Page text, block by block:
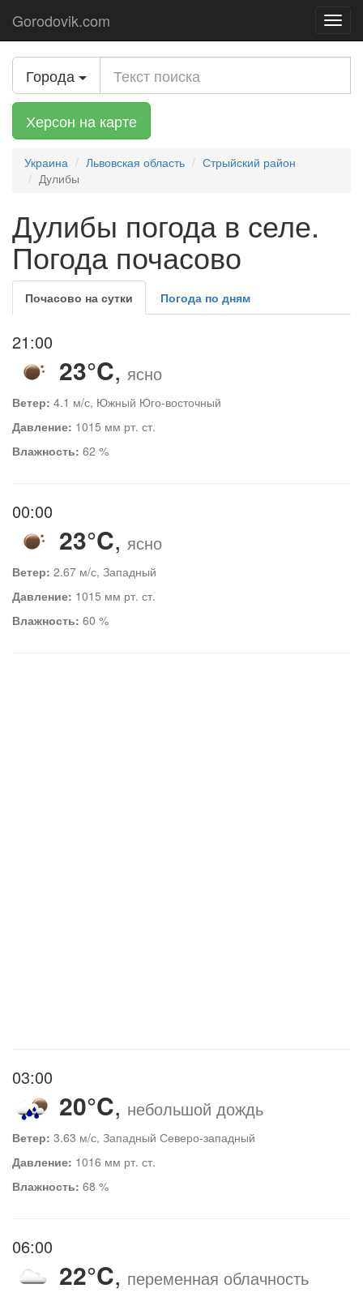
Gorodovik.com
Города
Херсон на карте
Украина Львовская область
Стрыйский район
Дулибы
Дулибы погода в селе.
Погода почасово
Почасово на сутки Погода по дням
21:00
23°C, ясно
Ветер: 4.1 м/с, Южный Юго-восточный
Давление: 1015 мм рт. ст.
Влажность: 62 %
00:00
23°C, ясно
Ветер: 2.67 м/с, Западный
Давление: 1015 мм рт. ст.
Влажность: 60 %
03:00
20°C, небольшой дождь
Ветер: 3.63 м/с, Западный Северо-западный
Давление: 1016 мм рт. ст.
Влажность: 68 %
06:00
22°C, переменная облачность